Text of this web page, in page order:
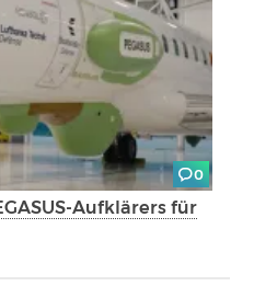
0
Aufklärers für